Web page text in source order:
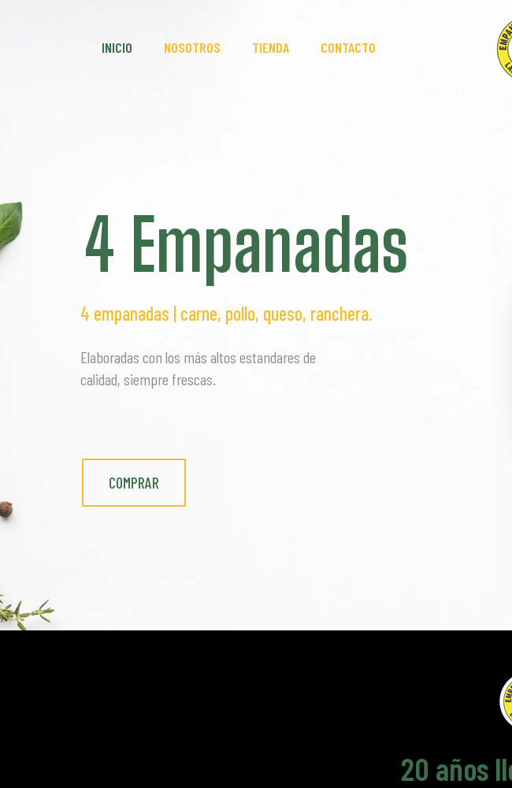
INICIO NOSOTROS TIENDA CONTACTO
4 empanadas | carne, pollo, queso, ranchera.
4 Empanadas
Elaboradas con los más altos estandares de
calidad, siempre frescas.
COMPRAR
20 años